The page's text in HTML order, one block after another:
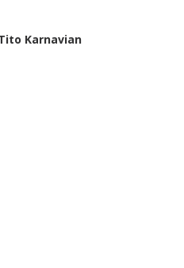
Karnavian